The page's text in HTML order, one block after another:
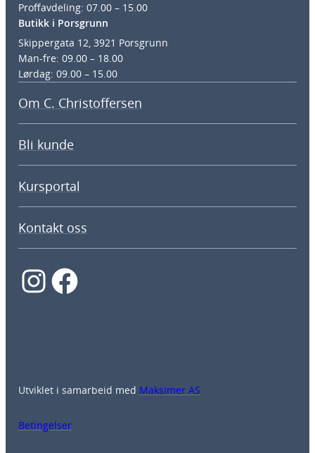
Proffavdeling: 07.00 – 15.00
Butikk i Porsgrunn
Skippergata 12, 3921 Porsgrunn
Man-fre: 09.00 – 18.00
Lørdag: 09.00 – 15.00
Om C. Christoffersen
Bli kunde
Kursportal
Kontakt oss
InstagramFacebook
Utviklet i samarbeid med Maksimer AS
Betingelser